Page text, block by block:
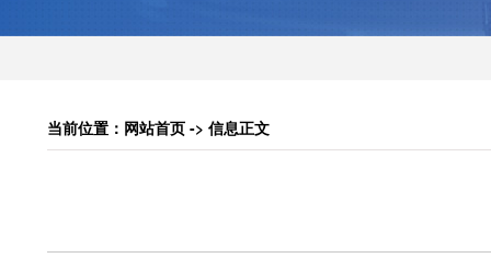
当前位置：网站首页 -> 信息正文